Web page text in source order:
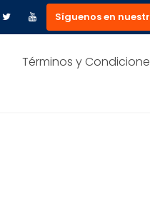
Síguenos en
Términos y